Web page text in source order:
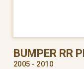
BUMPER RR
2005 - 2010